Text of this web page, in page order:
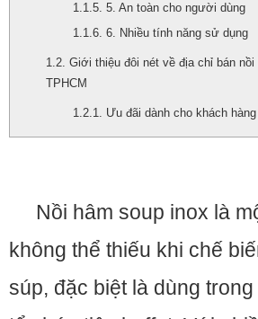
5. An toàn cho người dùng
6. Nhiều tính năng sử dụng
Giới thiệu đôi nét về địa chỉ bán
TPHCM
Ưu đãi dành cho khách
Nồi hâm soup inox là
không thể thiếu khi chế
súp, đặc biệt là dùng